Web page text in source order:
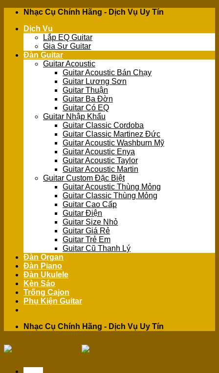
Skip
content
Nhạc Cụ Chính Hãng - Dịch Vụ Uy Tín
Dịch Vụ
Lắp EQ Guitar
Gia Sư Guitar
Đàn Guitar
Guitar Acoustic
Guitar Acoustic Bán Chạy
Guitar Lương Sơn
Guitar Thuận
Guitar Ba Đờn
Guitar Có EQ
Guitar Nhập Khẩu
Guitar Classic Cordoba
Guitar Classic Martinez Đức
Guitar Acoustic Washburn Mỹ
Guitar Acoustic Enya
Guitar Acoustic Taylor
Guitar Acoustic Martin
Guitar Custom Đặc Biệt
Guitar Acoustic Thùng Mỏng
Guitar Classic Thùng Mỏng
Guitar Cao Cấp
Guitar Điện
Guitar Size Nhỏ
Guitar Giá Rẻ
Guitar Trẻ Em
Guitar Cũ Thanh Lý
Đàn Organ
Đàn Piano
Đàn Ukulele
Kèn Sáo
Trống Cajon
Phụ Kiện Guitar
Nhạc Cụ Chính Hãng - Dịch Vụ Uy Tín